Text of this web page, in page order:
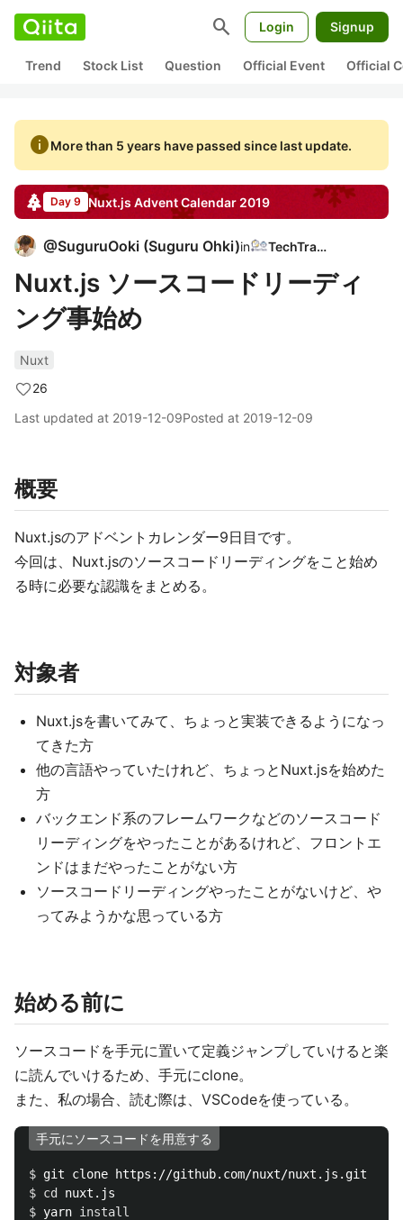
search Login Signup
Trend Stock List Question Official Event Official
infoMore than 5 years have passed since last update.
Day 9 Nuxt.js Advent Calendar 2019
@SuguruOoki (Suguru Ohki)in TechTrain
Nuxt.js ソースコードリーディ
ング事始め
Nuxt
26
Last updated at 2019-12-09Posted at 2019-12-09
概要
Nuxt.jsのアドベントカレンダー9日目です。
今回は、Nuxt.jsのソースコードリーディングをこと始め
る時に必要な認識をまとめる。
対象者
Nuxt.jsを書いてみて、ちょっと実装できるようになっ
てきた方
他の言語やっていたけれど、ちょっとNuxt.jsを始めた
方
バックエンド系のフレームワークなどのソースコード
リーディングをやったことがあるけれど、フロントエ
ンドはまだやったことがない方
ソースコードリーディングやったことがないけど、や
ってみようかな思っている方
始める前に
ソースコードを手元に置いて定義ジャンプしていけると楽
に読んでいけるため、手元にclone。
また、私の場合、読む際は、VSCodeを使っている。
手元にソースコードを用意する
$
$ cd
$ yarn install